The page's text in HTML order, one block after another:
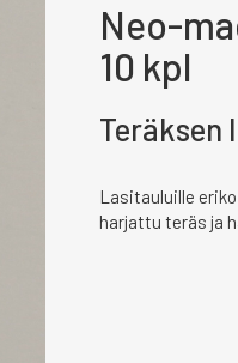
Neo-
10 kpl
Teräksen
Lasitauluille
harjattu teräs ja